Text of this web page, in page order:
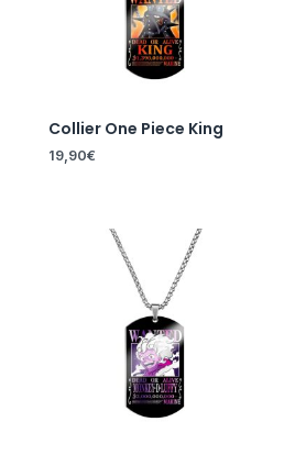
Collier One Piece King
19,90€